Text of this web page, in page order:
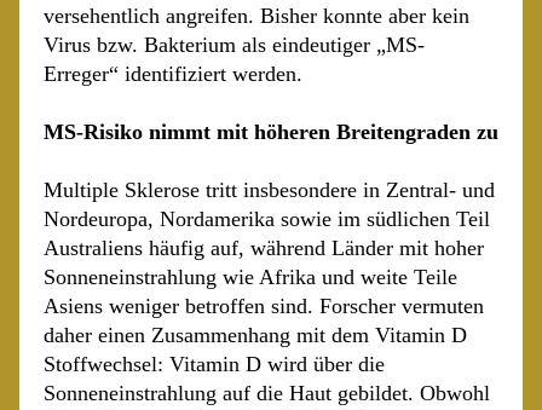
versehentlich angreifen. Bisher konnte aber kein
Virus bzw. Bakterium als eindeutiger „MS-
Erreger“ identifiziert werden.
MS-Risiko nimmt mit höheren Breitengraden zu
Multiple Sklerose tritt insbesondere in Zentral- und
Nordeuropa, Nordamerika sowie im südlichen Teil
Australiens häufig auf, während Länder mit hoher
Sonneneinstrahlung wie Afrika und weite Teile
Asiens weniger betroffen sind. Forscher vermuten
daher einen Zusammenhang mit dem Vitamin D
Stoffwechsel: Vitamin D wird über die
Sonneneinstrahlung auf die Haut gebildet. Obwohl